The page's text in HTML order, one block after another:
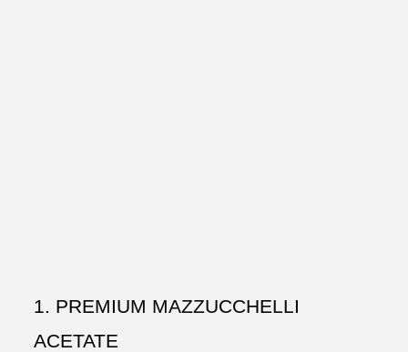
1. PREMIUM MAZZUCCHELLI
ACETATE